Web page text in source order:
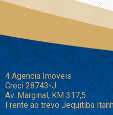
4 Agencia Imoveis
Creci 28743-J
Av. Marginal, KM 317,5
Frente ao trevo Jequitiba